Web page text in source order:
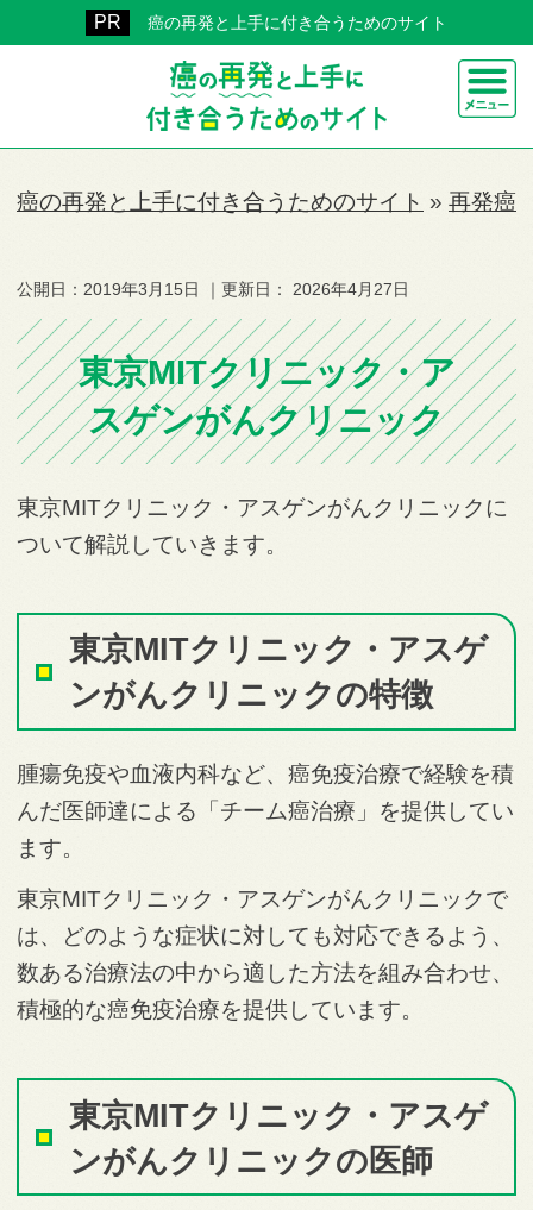
癌の再発と上手に付き合うためのサイト
癌の再発と上手に付き合うためのサイト » 再発癌
公開日： 2019年3月15日 ｜更新日： 2026年4月27日
東京MITクリニック・ア
スゲンがんクリニック
東京MITクリニック・アスゲンがんクリニックに
ついて解説していきます。
東京MITクリニック・アスゲ
ンがんクリニックの特徴
腫瘍免疫や血液内科など、癌免疫治療で経験を積
んだ医師達による「チーム癌治療」を提供してい
ます。
東京MITクリニック・アスゲンがんクリニックで
は、どのような症状に対しても対応できるよう、
数ある治療法の中から適した方法を組み合わせ、
積極的な癌免疫治療を提供しています。
東京MITクリニック・アスゲ
ンがんクリニックの医師